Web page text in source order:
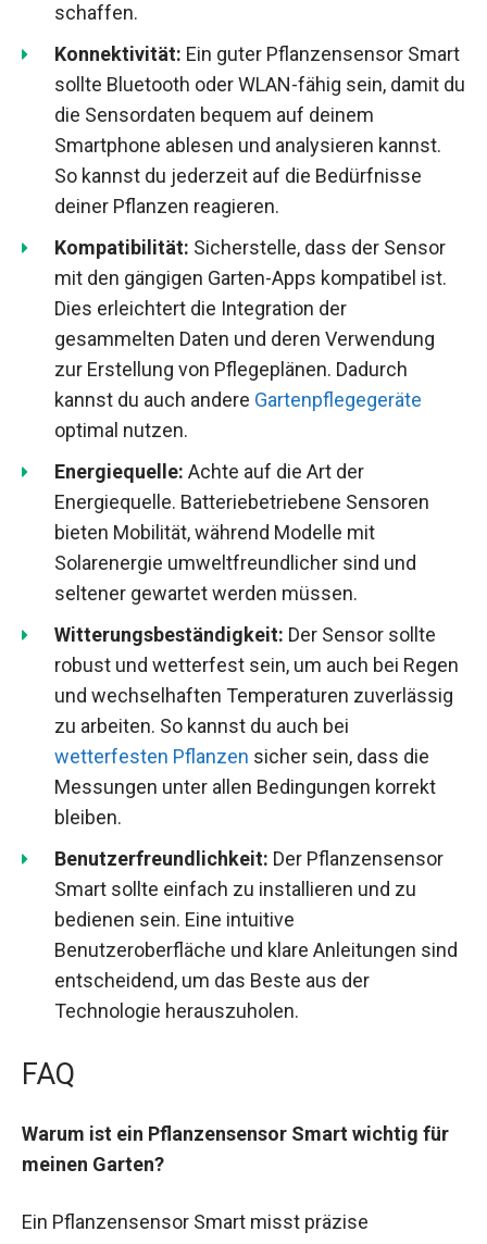
schaffen.
Konnektivität: Ein guter Pflanzensensor Smart
sollte Bluetooth oder WLAN-fähig sein, damit du
die Sensordaten bequem auf deinem
Smartphone ablesen und analysieren kannst.
So kannst du jederzeit auf die Bedürfnisse
deiner Pflanzen reagieren.
Kompatibilität: Sicherstelle, dass der Sensor
mit den gängigen Garten-Apps kompatibel ist.
Dies erleichtert die Integration der
gesammelten Daten und deren Verwendung
zur Erstellung von Pflegeplänen. Dadurch
kannst du auch andere Gartenpflegegeräte
optimal nutzen.
Energiequelle: Achte auf die Art der
Energiequelle. Batteriebetriebene Sensoren
bieten Mobilität, während Modelle mit
Solarenergie umweltfreundlicher sind und
seltener gewartet werden müssen.
Witterungsbeständigkeit: Der Sensor sollte
robust und wetterfest sein, um auch bei Regen
und wechselhaften Temperaturen zuverlässig
zu arbeiten. So kannst du auch bei
wetterfesten Pflanzen sicher sein, dass die
Messungen unter allen Bedingungen korrekt
bleiben.
Benutzerfreundlichkeit: Der Pflanzensensor
Smart sollte einfach zu installieren und zu
bedienen sein. Eine intuitive
Benutzeroberfläche und klare Anleitungen sind
entscheidend, um das Beste aus der
Technologie herauszuholen.
FAQ
Warum ist ein Pflanzensensor Smart wichtig für
meinen Garten?
Ein Pflanzensensor Smart misst präzise